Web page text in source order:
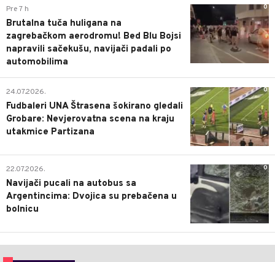
0
Pre 7 h
Brutalna tuča huligana na
zagrebačkom aerodromu! Bed Blu Bojsi
napravili sačekušu, navijači padali po
automobilima
0
24.07.2026.
Fudbaleri UNA Štrasena šokirano gledali
Grobare: Nevjerovatna scena na kraju
utakmice Partizana
0
22.07.2026.
Navijači pucali na autobus sa
Argentincima: Dvojica su prebačena u
bolnicu